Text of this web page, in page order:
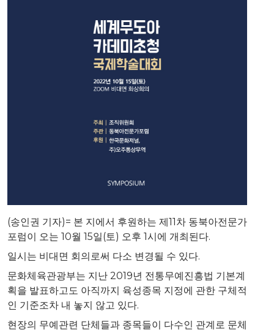
(송인권 기자)= 본 지에서 후원하는 제11차 동북아전문가
포럼이 오는 10월 15일(토) 오후 1시에 개최된다.
일시는 비대면 회의로써 다소 변경될 수 있다.
문화체육관광부는 지난 2019년 전통무예진흥법 기본계
획을 발표하고도 아직까지 육성종목 지정에 관한 구체적
인 기준조차 내 놓지 않고 있다.
현장의 무예관련 단체들과 종목들이 다수인 관계로 문체